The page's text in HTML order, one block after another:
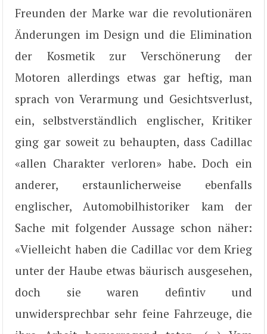
Freunden der Marke war die revolutionären
Änderungen im Design und die Elimination
der Kosmetik zur Verschönerung der
Motoren allerdings etwas gar heftig, man
sprach von Verarmung und Gesichtsverlust,
ein, selbstverständlich englischer, Kritiker
ging gar soweit zu behaupten, dass Cadillac
«allen Charakter verloren» habe. Doch ein
anderer, erstaunlicherweise ebenfalls
englischer, Automobilhistoriker kam der
Sache mit folgender Aussage schon näher:
«Vielleicht haben die Cadillac vor dem Krieg
unter der Haube etwas bäurisch ausgesehen,
doch sie waren defintiv und
unwidersprechbar sehr feine Fahrzeuge, die